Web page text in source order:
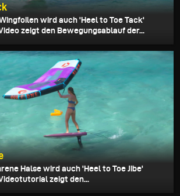
wird auch 'Heel to Toe Tack'
zeigt den Bewegungsablauf der...
Halse wird auch 'Heel to Toe Jibe'
zeigt den...